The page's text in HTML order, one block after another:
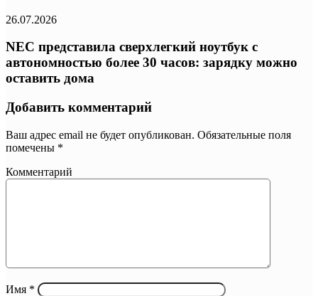
26.07.2026
NEC представила сверхлегкий ноутбук с
автономностью более 30 часов: зарядку можно
оставить дома
Добавить комментарий
Ваш адрес email не будет опубликован. Обязательные поля
помечены *
Комментарий
Имя *